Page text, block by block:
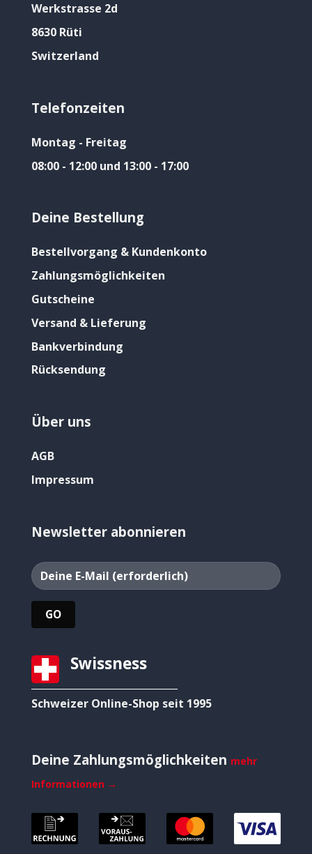
Werkstrasse 2d
8630 Rüti
Switzerland
Telefonzeiten
Montag - Freitag
08:00 - 12:00 und 13:00 - 17:00
Deine Bestellung
Bestellvorgang & Kundenkonto
Zahlungsmöglichkeiten
Gutscheine
Versand & Lieferung
Bankverbindung
Rücksendung
Über uns
AGB
Impressum
Newsletter abonnieren
Swissness
Schweizer Online-Shop seit 1995
Deine Zahlungsmöglichkeiten mehr
Informationen →